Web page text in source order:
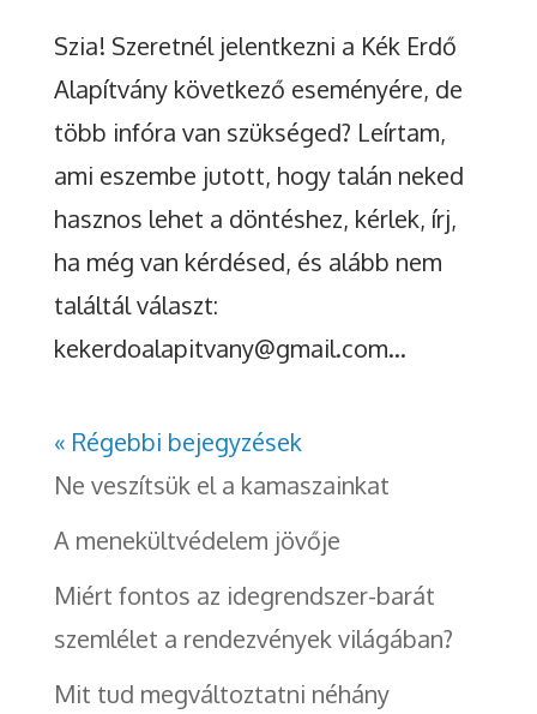
Szia! Szeretnél jelentkezni a Kék Erdő
Alapítvány következő eseményére, de
több infóra van szükséged? Leírtam,
ami eszembe jutott, hogy talán neked
hasznos lehet a döntéshez, kérlek, írj,
ha még van kérdésed, és alább nem
találtál választ:
kekerdoalapitvany@gmail.com...
« Régebbi bejegyzések
Ne veszítsük el a kamaszainkat
A menekültvédelem jövője
Miért fontos az idegrendszer-barát
szemlélet a rendezvények világában?
Mit tud megváltoztatni néhány